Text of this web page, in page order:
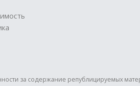
за содержание републицируемых